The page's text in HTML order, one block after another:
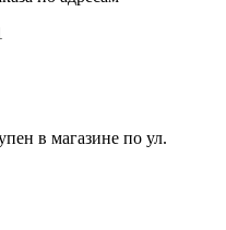
в магазине по ул.